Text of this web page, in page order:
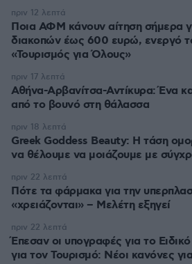
Ποια ΑΦΜ κάνουν αίτηση σήμερα
διακοπών έως 600 ευρώ, ενεργό
«Τουρισμός για Όλους»
πριν 12 λεπτά
Αθήνα-Αρβανίτσα-Αντίκυρα: Ένα
από το βουνό στη θάλασσα
πριν 17 λεπτά
Greek Goddess Beauty: Η τάση
να θέλουμε να μοιάζουμε με
πριν 18 λεπτά
Πότε τα φάρμακα για την
«χρειάζονται» – Μελέτη εξηγεί
πριν 22 λεπτά
Έπεσαν οι υπογραφές για το
για τον Τουρισμό: Νέοι κανόνες
πριν 22 λεπτά